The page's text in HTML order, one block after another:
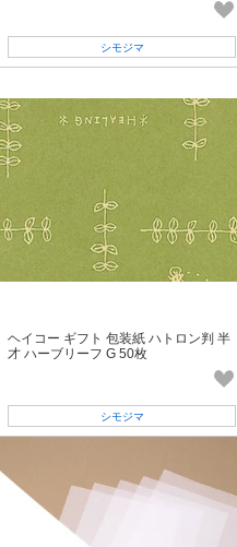
シモジマ
ヘイコー ギフト 包装紙 ハトロン判 半
才 ハーブリーフ G 50枚
シモジマ